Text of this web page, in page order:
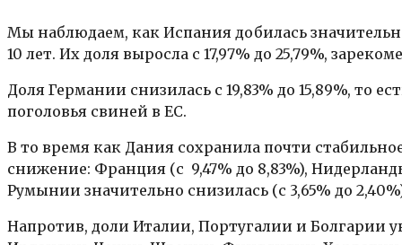
Мы наблюдаем, как Испания добилась
10 лет. Их доля выросла с 17,97% до 25,79%,
Доля Германии снизилась с 19,83% до 15,89%, то
поголовья свиней в ЕС.
В то время как Дания сохранила почти
снижение: Франция (с 9,47% до 8,83%), Нидерланды
Румынии значительно снизилась (с 3,65% до
Напротив, доли Италии, Португалии и Болгарии